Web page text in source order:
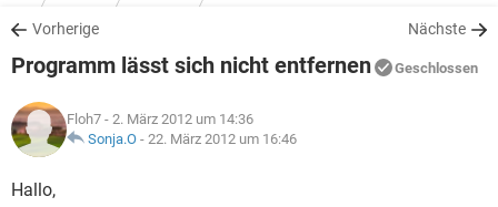
WINDOWS 10
WHATSAPP TIKTOK
FACEBOOK
SPIELE
WHATSAPP
FACEBOOK
DOWNLOADS
SPIELE STREAMING
ANDROID
WINDOWS 10 INSTAGRAM
WHATSAPP
FORUM
SPIELE
ANDROID
WINDOWS 10
LEXIKON
SPIELE
Vorherige Nächste
Programm lässt sich nicht entfernen Geschlossen
Floh7 - 2. März 2012 um 14:36
Sonja.O - 22. März 2012 um 16:46
Hallo,